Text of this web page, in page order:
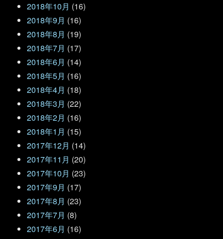
2018年10月 (16)
2018年9月 (16)
2018年8月 (19)
2018年7月 (17)
2018年6月 (14)
2018年5月 (16)
2018年4月 (18)
2018年3月 (22)
2018年2月 (16)
2018年1月 (15)
2017年12月 (14)
2017年11月 (20)
2017年10月 (23)
2017年9月 (17)
2017年8月 (23)
2017年7月 (8)
2017年6月 (16)